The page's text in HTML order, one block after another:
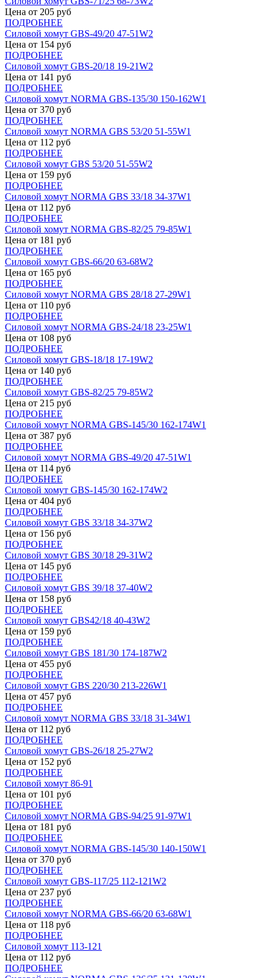
Цена от 205 руб
ПОДРОБНЕЕ
Силовой хомут GBS-49/20 47-51W2
Цена от 154 руб
ПОДРОБНЕЕ
Силовой хомут GBS-20/18 19-21W2
Цена от 141 руб
ПОДРОБНЕЕ
Силовой хомут NORMA GBS-135/30 150-162W1
Цена от 370 руб
ПОДРОБНЕЕ
Силовой хомут NORMA GBS 53/20 51-55W1
Цена от 112 руб
ПОДРОБНЕЕ
Силовой хомут GBS 53/20 51-55W2
Цена от 159 руб
ПОДРОБНЕЕ
Силовой хомут NORMA GBS 33/18 34-37W1
Цена от 112 руб
ПОДРОБНЕЕ
Силовой хомут NORMA GBS-82/25 79-85W1
Цена от 181 руб
ПОДРОБНЕЕ
Силовой хомут GBS-66/20 63-68W2
Цена от 165 руб
ПОДРОБНЕЕ
Силовой хомут NORMA GBS 28/18 27-29W1
Цена от 110 руб
ПОДРОБНЕЕ
Силовой хомут NORMA GBS-24/18 23-25W1
Цена от 108 руб
ПОДРОБНЕЕ
Силовой хомут GBS-18/18 17-19W2
Цена от 140 руб
ПОДРОБНЕЕ
Силовой хомут GBS-82/25 79-85W2
Цена от 215 руб
ПОДРОБНЕЕ
Силовой хомут NORMA GBS-145/30 162-174W1
Цена от 387 руб
ПОДРОБНЕЕ
Силовой хомут NORMA GBS-49/20 47-51W1
Цена от 114 руб
ПОДРОБНЕЕ
Силовой хомут GBS-145/30 162-174W2
Цена от 404 руб
ПОДРОБНЕЕ
Силовой хомут GBS 33/18 34-37W2
Цена от 156 руб
ПОДРОБНЕЕ
Силовой хомут GBS 30/18 29-31W2
Цена от 145 руб
ПОДРОБНЕЕ
Силовой хомут GBS 39/18 37-40W2
Цена от 158 руб
ПОДРОБНЕЕ
Силовой хомут GBS42/18 40-43W2
Цена от 159 руб
ПОДРОБНЕЕ
Силовой хомут GBS 181/30 174-187W2
Цена от 455 руб
ПОДРОБНЕЕ
Силовой хомут GBS 220/30 213-226W1
Цена от 457 руб
ПОДРОБНЕЕ
Силовой хомут NORMA GBS 33/18 31-34W1
Цена от 112 руб
ПОДРОБНЕЕ
Силовой хомут GBS-26/18 25-27W2
Цена от 152 руб
ПОДРОБНЕЕ
Силовой хомут 86-91
Цена от 101 руб
ПОДРОБНЕЕ
Силовой хомут NORMA GBS-94/25 91-97W1
Цена от 181 руб
ПОДРОБНЕЕ
Силовой хомут NORMA GBS-145/30 140-150W1
Цена от 370 руб
ПОДРОБНЕЕ
Силовой хомут GBS-117/25 112-121W2
Цена от 237 руб
ПОДРОБНЕЕ
Силовой хомут NORMA GBS-66/20 63-68W1
Цена от 118 руб
ПОДРОБНЕЕ
Силовой хомут 113-121
Цена от 112 руб
ПОДРОБНЕЕ